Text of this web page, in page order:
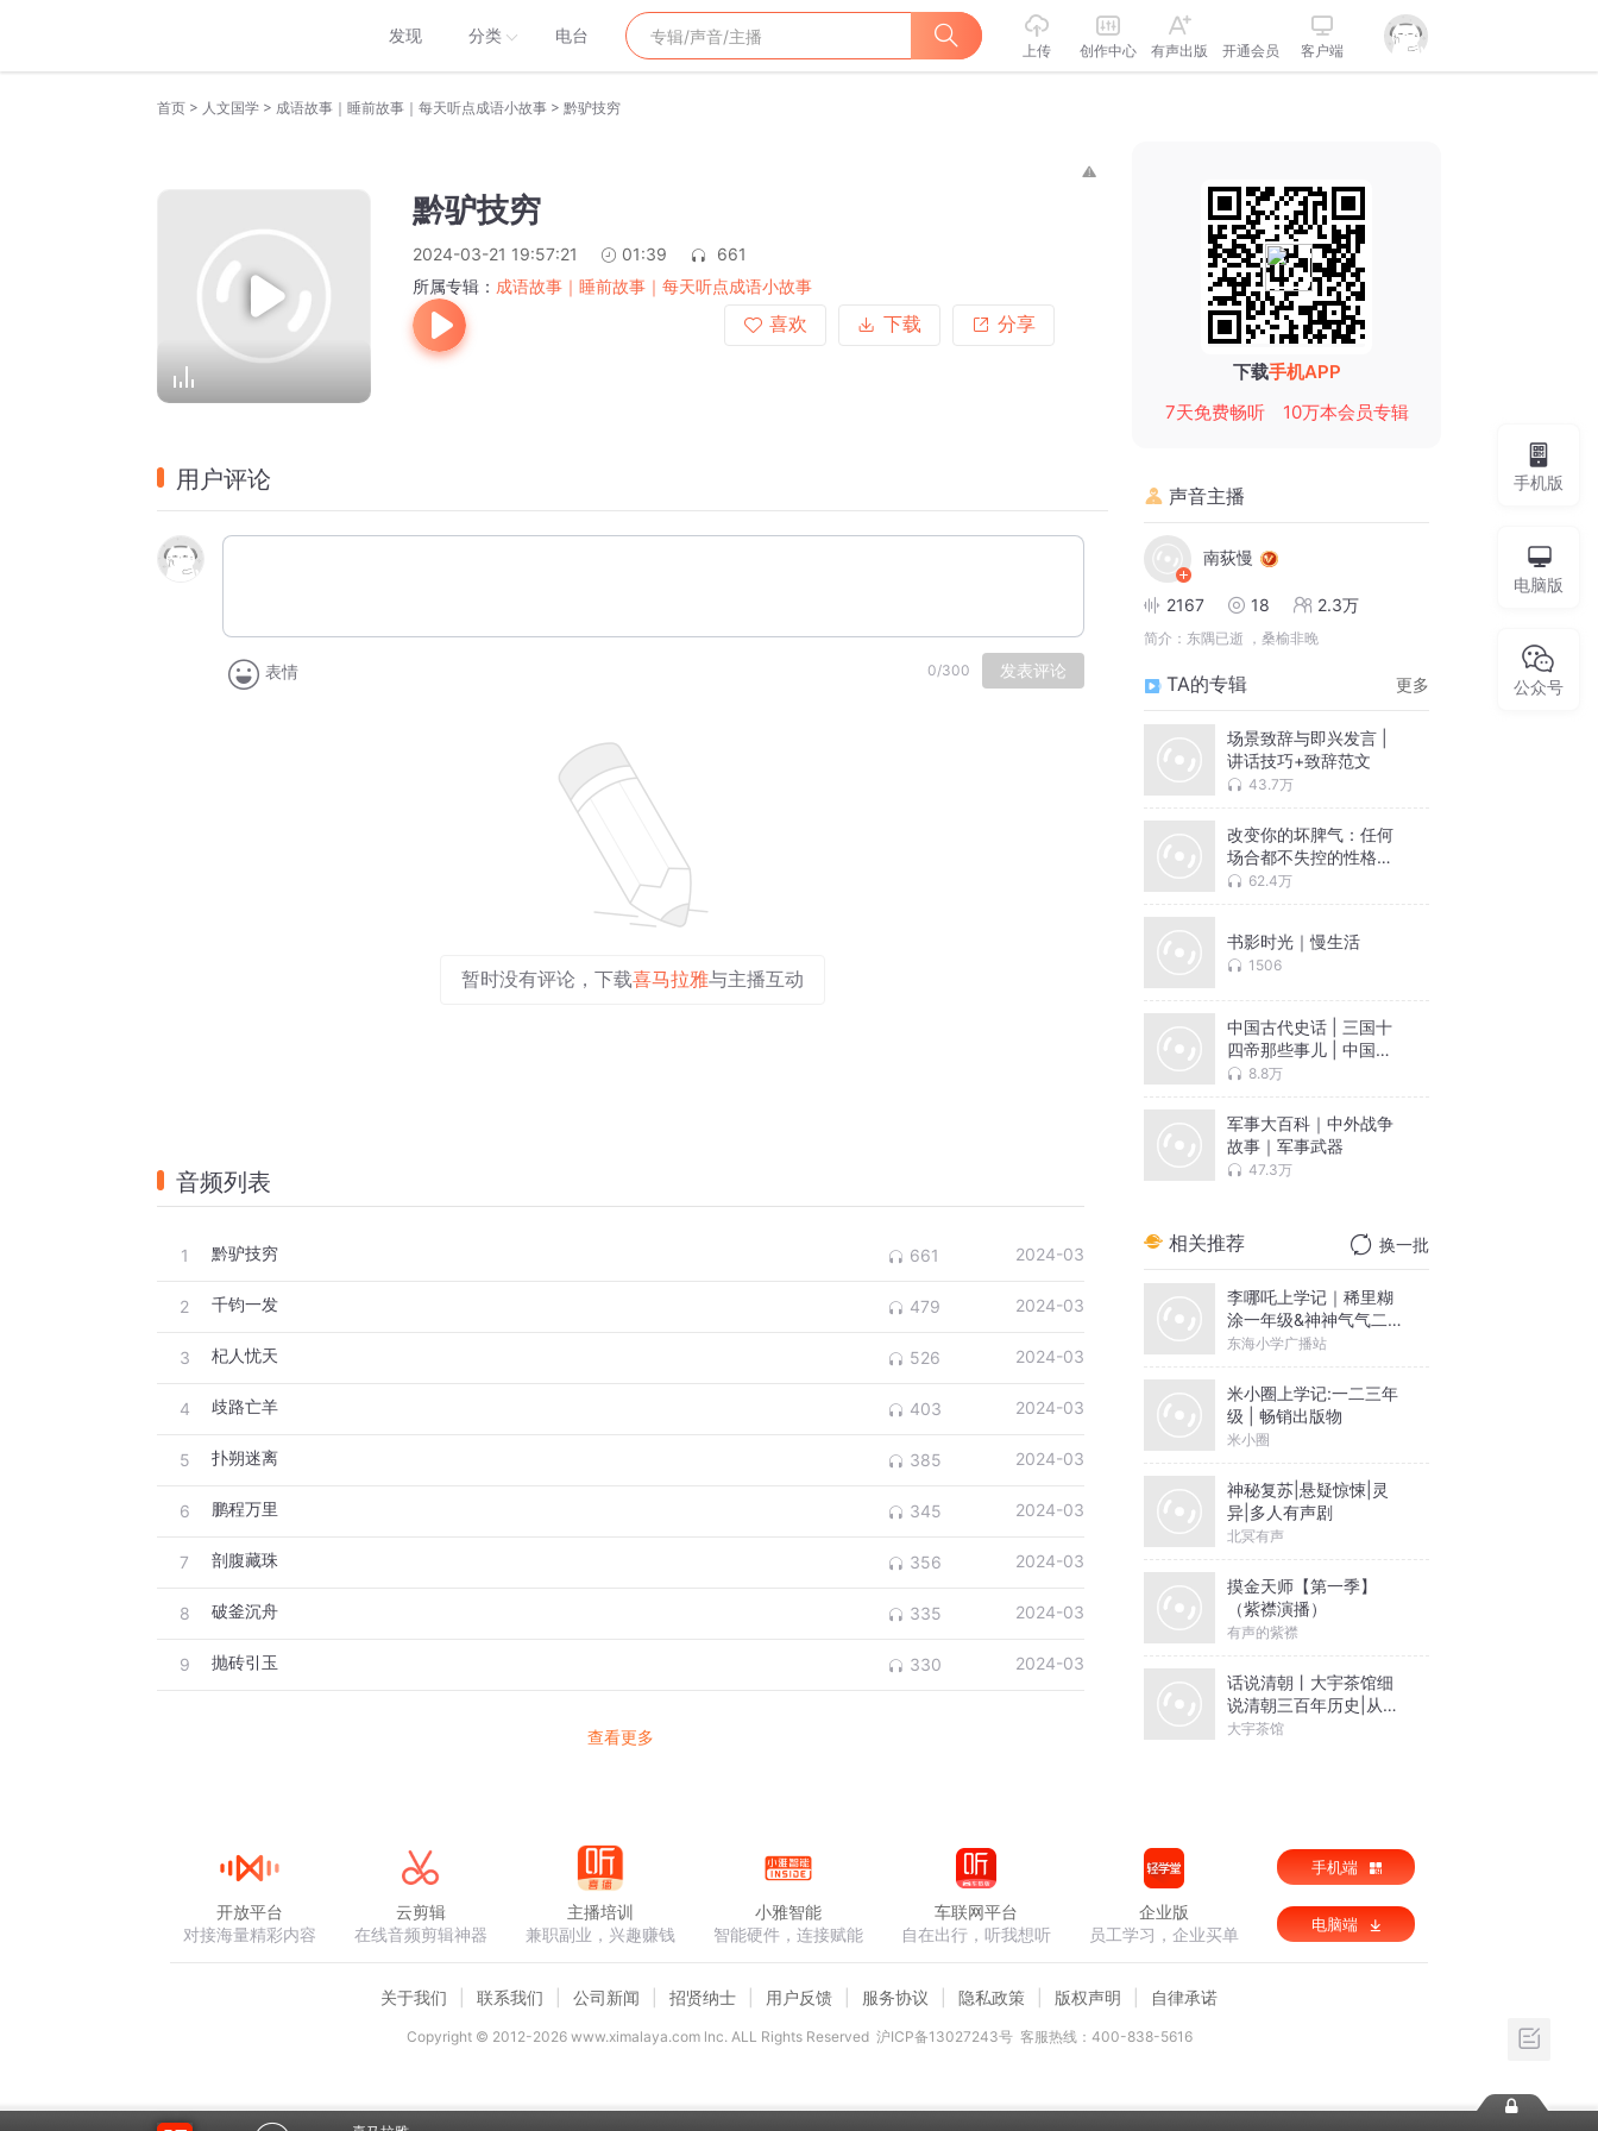
发现 分类 电台
上传 创作中心 有声出版 开通会员 客户端
首页 > 人文国学 > 成语故事｜睡前故事｜每天听点成语小故事 > 黔驴技穷
黔驴技穷
2024-03-21 19:57:21 01:39
661
所属专辑： 成语故事｜睡前故事｜每天听点成语小故事
喜欢
下载 分享
用户评论
表情 0/300 发表评论
暂时没有评论，下载喜马拉雅与主播互动
音频列表
1 黔驴技穷 661 2024-03
2 千钧一发 479 2024-03
3 杞人忧天 526 2024-03
4 歧路亡羊 403 2024-03
5 扑朔迷离 385 2024-03
6 鹏程万里 345 2024-03
7 剖腹藏珠 356 2024-03
8 破釜沉舟 335 2024-03
9 抛砖引玉 330 2024-03
查看更多
下载手机APP
7天免费畅听
10万本会员专辑
声音主播
南荻慢
2167 18 2.3万
简介： 东隅已逝 ，桑榆非晚
TA的专辑 更多
场景致辞与即兴发言 |
讲话技巧+致辞范文
43.7万
改变你的坏脾气：任何
场合都不失控的性格自
修课62.4万
书影时光｜慢生活
1506
中国古代史话 | 三国十
四帝那些事儿 | 中国史 |
帝王将相
8.8万
军事大百科｜中外战争
故事｜军事武器
47.3万
相关推荐 换一批
李哪吒上学记｜稀里糊
涂一年级&神神气气二年
级
东海小学广播站
米小圈上学记:一二三年
级 | 畅销出版物
米小圈
神秘复苏|悬疑惊悚|灵
异|多人有声剧
北冥有声
摸金天师【第一季】
（紫襟演播）
有声的紫襟
话说清朝丨大宇茶馆细
说清朝三百年历史|从努
尔哈赤到末代皇帝溥仪|
大宇茶馆
手机版
电脑版
公众号
开放平台
对接海量精彩内容
云剪辑
在线音频剪辑神器
主播培训
兼职副业，兴趣赚钱
小雅智能
智能硬件，连接赋能
车联网平台
自在出行，听我想听
企业版
员工学习，企业买单
手机端
电脑端
关于我们 联系我们 公司新闻 招贤纳士 用户反馈 服务协议 隐私政策 版权声明 自律承诺
Copyright © 2012-2026www.ximalaya.com lnc. ALL Rights Reserved 沪ICP备13027243号 客服热线：400-838-5616